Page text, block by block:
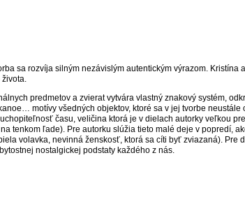
sa rozvíja silným nezávislým autentickým výrazom. Kristína
predmetov a zvierat vytvára vlastný znakový systém,
motívy všedných objektov, ktoré sa v jej tvorbe neustále
času, veličina ktorá je v dielach autorky veľkou
tenkom ľade). Pre autorku slúžia tieto malé deje v popredí,
volavka, nevinná ženskosť, ktorá sa cíti byť zviazaná). Pre
nostalgickej podstaty každého z nás.